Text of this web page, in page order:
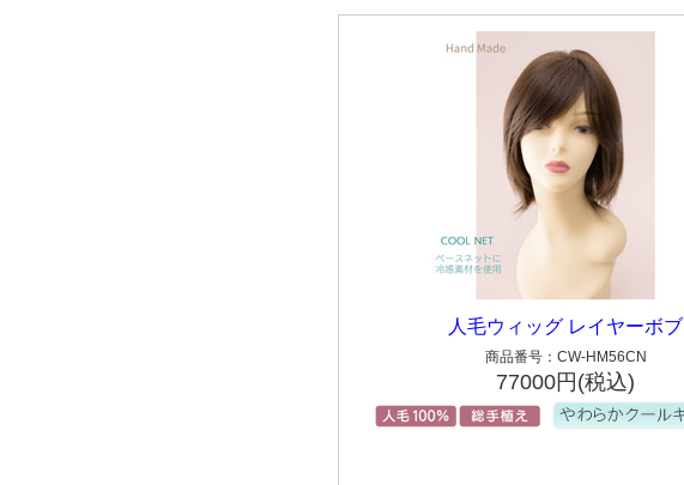
人毛ウィッグ レイヤーボブ
商品番号：CW-HM56CN
77000円(税込)